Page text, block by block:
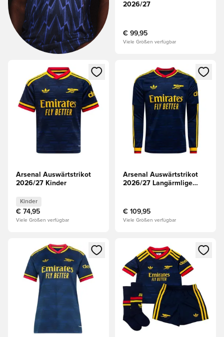
2026/27
€ 99,95
Viele Größen verfügbar
Öffnet ein Fenster zum Anmelden oder Registrieren als
Arsenal Auswärtstrikot
2026/27 Kinder
Kinder
€ 74,95
Viele Größen verfügbar
Öffnet ein Fenster zum
Arsenal Auswärtstrikot
2026/27 Langärmlige
€ 109,95
Viele Größen verfügbar
Öffnet ein Fenster zum Anmelden oder Registrieren als
Öffnet ein Fenster zum